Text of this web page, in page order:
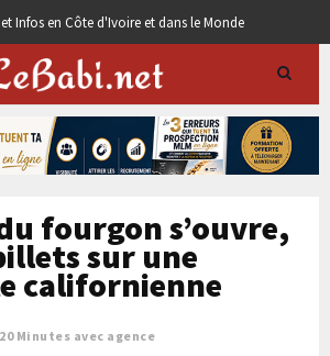
Infos en Côte d'Ivoire et dans le Monde
fourgon s’ouvre,
sur une
californienne
Minutes avec agence